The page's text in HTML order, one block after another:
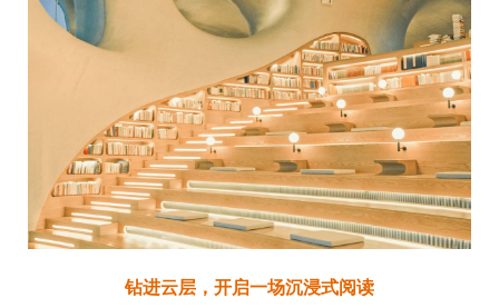
钻进云层，开启一场沉浸式阅读